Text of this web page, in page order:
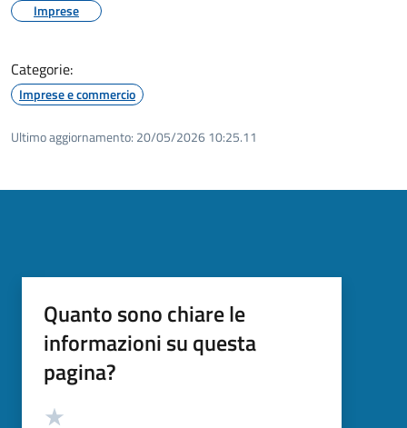
Imprese
Categorie:
Imprese e commercio
Ultimo aggiornamento: 20/05/2026 10:25.11
Quanto sono chiare le
informazioni su questa
pagina?
Valutazione